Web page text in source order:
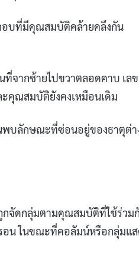
อบที่มีคุณสมบัติคล้ายคลึงกัน
จากซ้ายไปขวาตลอดคาบ เลข
คุณสมบัติยังคงเหมือนเดิม
พบลักษณะที่ซ่อนอยู่ของธาตุต่า
กจัดกลุ่มตามคุณสมบัติที่ใช้ร่วม
อน ในขณะที่คอลัมน์หรือกลุ่มแ